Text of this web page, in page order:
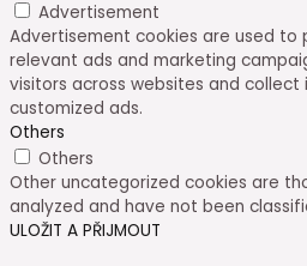
Advertisement
Advertisement cookies are used to
relevant ads and marketing
visitors across websites and
customized ads.
Others
Others
Other uncategorized cookies are
analyzed and have not been
ULOŽIT A PŘIJMOUT